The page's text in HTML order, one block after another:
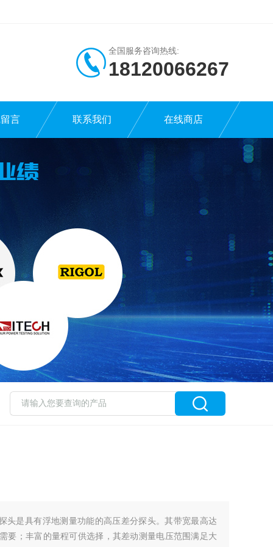
全国服务咨询热线:
18120066267
言 联系我们 在线商店
头是具有浮地测量功能的高压差分探头。其带宽最高达
要；丰富的量程可供选择，其差动测量电压范围满足大